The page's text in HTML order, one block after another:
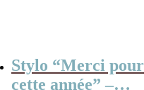
Stylo “Merci pour
cette année” –